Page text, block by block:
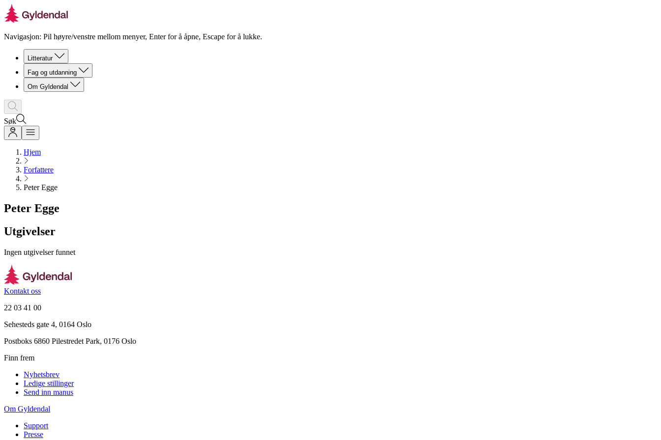
Navigasjon: Pil høyre/venstre mellom menyer, Enter for å åpne, Escape for å lukke.
Litteratur
Fag og utdanning
Om Gyldendal
Søk
Hjem
Forfattere
Peter Egge
Peter Egge
Utgivelser
Ingen utgivelser funnet
Kontakt oss
22 03 41 00
Sehesteds gate 4, 0164 Oslo
Postboks 6860 Pilestredet Park, 0176 Oslo
Finn frem
Nyhetsbrev
Ledige stillinger
Send inn manus
Om Gyldendal
Support
Presse